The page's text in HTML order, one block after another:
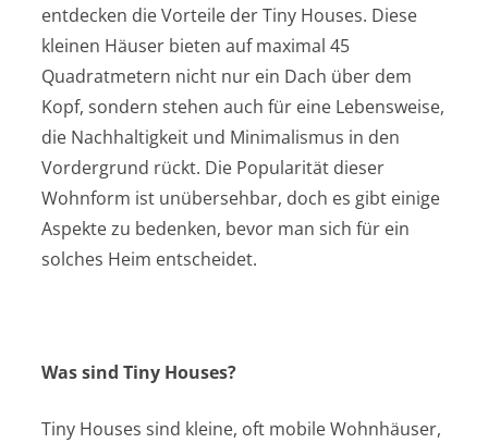
entdecken die Vorteile der Tiny Houses. Diese
kleinen Häuser bieten auf maximal 45
Quadratmetern nicht nur ein Dach über dem
Kopf, sondern stehen auch für eine Lebensweise,
die Nachhaltigkeit und Minimalismus in den
Vordergrund rückt. Die Popularität dieser
Wohnform ist unübersehbar, doch es gibt einige
Aspekte zu bedenken, bevor man sich für ein
solches Heim entscheidet.
Was sind Tiny Houses?
Tiny Houses sind kleine, oft mobile Wohnhäuser,